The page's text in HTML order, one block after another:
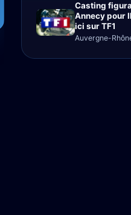
Casting
Annecy pour
ici sur TF1
Auvergne-